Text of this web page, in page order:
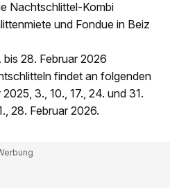
Nachtschlittel-Kombi
und Fondue in Beiz
bis 28. Februar 2026
findet an folgenden
3., 10., 17., 24. und 31.
28. Februar 2026.